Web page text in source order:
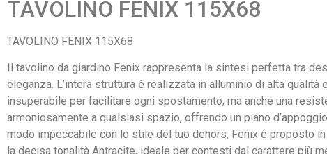
TAVOLINO FENIX 115X68
TAVOLINO FENIX 115X68
Il tavolino da giardino Fenix rappresenta la sintesi perfetta tra
eleganza. L’intera struttura è realizzata in alluminio di alta
insuperabile per facilitare ogni spostamento, ma anche una
armoniosamente a qualsiasi spazio, offrendo un piano
modo impeccabile con lo stile del tuo dehors, Fenix è proposto
la decisa tonalità Antracite, ideale per contesti dal carattere più